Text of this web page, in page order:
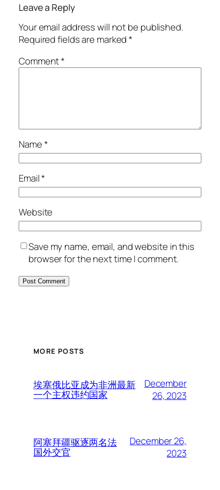
Leave a Reply
Your email address will not be published.
Required fields are marked*
Comment*
Name*
Email*
Website
Save my name, email, and website in this
browser for the next time I comment.
MORE POSTS
埃塞俄比亚成为非洲最新
一个主权违约国家
December
26, 2023
阿塞拜疆驱逐两名法
国外交官
December 26,
2023